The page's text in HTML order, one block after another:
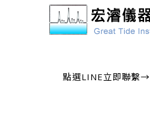
點選LINE立即聯繫→